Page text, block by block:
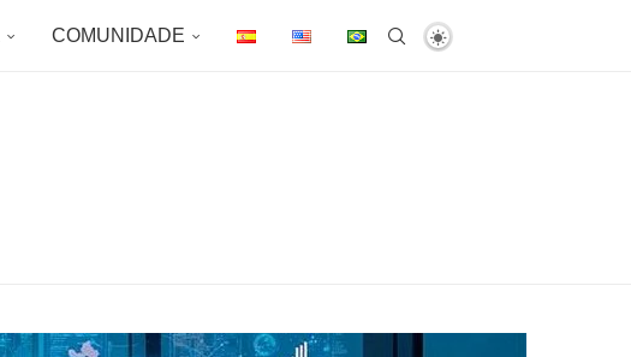
COMUNIDADE